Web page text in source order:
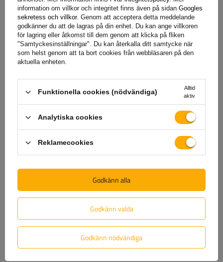
Det lägsta produktpriset under de senaste 30 dagarna före rabatten:
195,30 SEK-10%
Reguljärt pris:205,59 SEKbrutto-15%
Produkten i stora mängder, expressleverans
Vi kommer redan att skicka11 augusti
varukorgen
information om villkor och integritet finns även på sidan Googles
sekretess och villkor. Genom att acceptera detta meddelande
godkänner du att de lagras på din enhet. Du kan ange villkoren
för lagring eller åtkomst till dem genom att klicka på fliken
"Samtyckesinställningar". Du kan återkalla ditt samtycke när
som helst genom att ta bort cookies från webbläsaren på den
aktuella enheten.
Funktionella cookies (nödvändiga)
Alltid
aktiv
Analytiska cookies
Reklamecookies
Godkänn valda
Godkänn nödvändiga
Godkänn alla